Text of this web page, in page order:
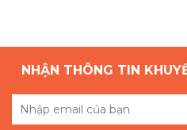
NHẬN THÔNG TIN